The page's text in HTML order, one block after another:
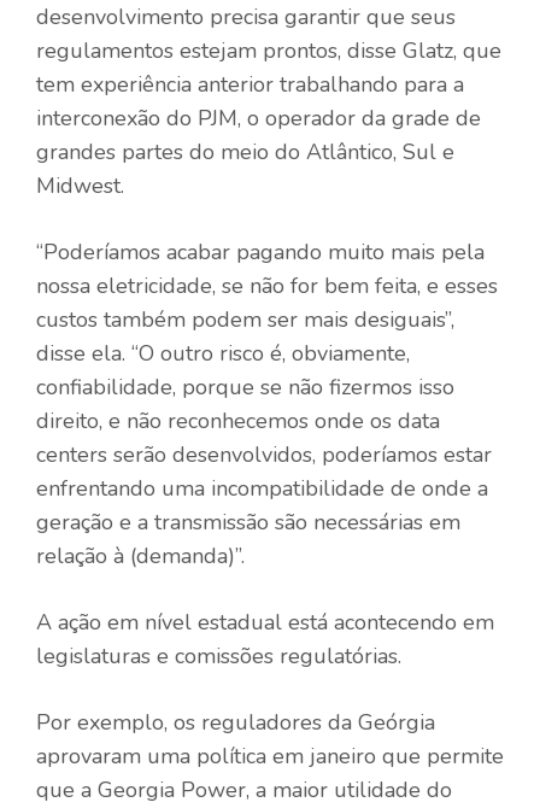
desenvolvimento precisa garantir que seus
regulamentos estejam prontos, disse Glatz, que
tem experiência anterior trabalhando para a
interconexão do PJM, o operador da grade de
grandes partes do meio do Atlântico, Sul e
Midwest.
“Poderíamos acabar pagando muito mais pela
nossa eletricidade, se não for bem feita, e esses
custos também podem ser mais desiguais”,
disse ela. “O outro risco é, obviamente,
confiabilidade, porque se não fizermos isso
direito, e não reconhecemos onde os data
centers serão desenvolvidos, poderíamos estar
enfrentando uma incompatibilidade de onde a
geração e a transmissão são necessárias em
relação à (demanda)”.
A ação em nível estadual está acontecendo em
legislaturas e comissões regulatórias.
Por exemplo, os reguladores da Geórgia
aprovaram uma política em janeiro que permite
que a Georgia Power, a maior utilidade do